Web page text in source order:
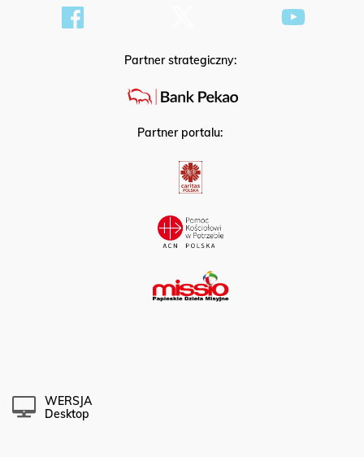
Partner strategiczny:
Partner portalu:
WERSJA
Desktop